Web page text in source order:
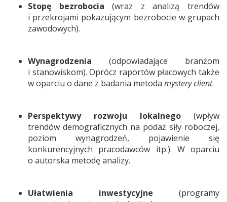
Stopę bezrobocia (wraz z analizą trendów
i przekrojami pokazującym bezrobocie w grupach
zawodowych).
Wynagrodzenia (odpowiadające branżom
i stanowiskom). Oprócz raportów płacowych także
w oparciu o dane z badania metoda mystery client.
Perspektywy rozwoju lokalnego (wpływ
trendów demograficznych na podaż siły roboczej,
poziom wynagrodzeń, pojawienie się
konkurencyjnych pracodawców itp.). W oparciu
o autorska metodę analizy.
Ułatwienia inwestycyjne (programy